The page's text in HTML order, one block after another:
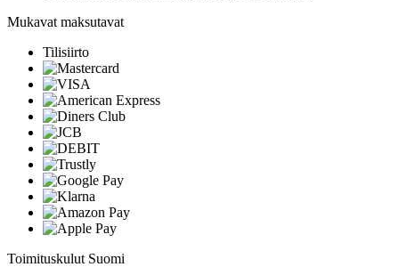
Mukavat maksutavat
Tilisiirto
Toimituskulut Suomi